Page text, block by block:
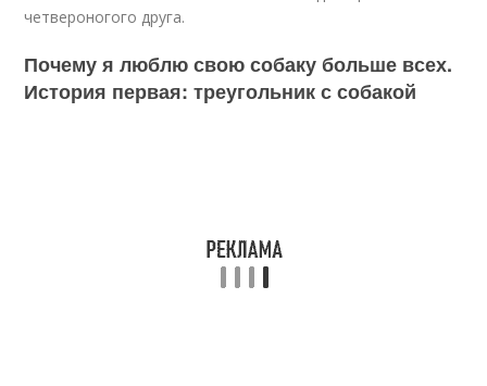
четвероногого друга.
Почему я люблю свою собаку больше всех.
История первая: треугольник с собакой